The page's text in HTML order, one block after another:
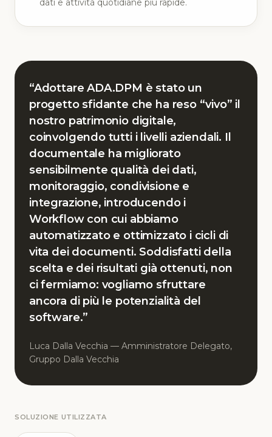
dati e attività quotidiane più rapide.
“Adottare ADA.DPM è stato un
progetto sfidante che ha reso “vivo” il
nostro patrimonio digitale,
coinvolgendo tutti i livelli aziendali. Il
documentale ha migliorato
sensibilmente qualità dei dati,
monitoraggio, condivisione e
integrazione, introducendo i
Workflow con cui abbiamo
automatizzato e ottimizzato i cicli di
vita dei documenti. Soddisfatti della
scelta e dei risultati già ottenuti, non
ci fermiamo: vogliamo sfruttare
ancora di più le potenzialità del
software.”
Luca Dalla Vecchia — Amministratore Delegato,
Gruppo Dalla Vecchia
SOLUZIONE UTILIZZATA